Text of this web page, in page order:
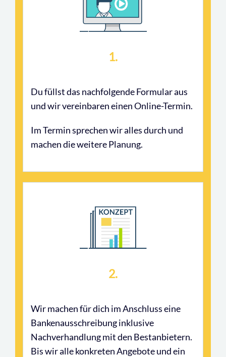
1.
Du füllst das nachfolgende Formular aus
und wir vereinbaren einen Online-Termin.
Im Termin sprechen wir alles durch und
machen die weitere Planung.
2.
Wir machen für dich im Anschluss eine
Bankenausschreibung inklusive
Nachverhandlung mit den Bestanbietern.
Bis wir alle konkreten Angebote und ein